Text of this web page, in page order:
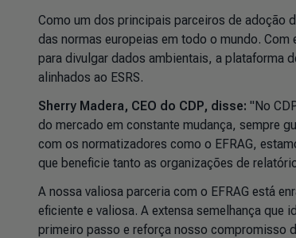
Como um dos principais parceiros de adoção
das normas europeias em todo o mundo.
para divulgar dados ambientais, a plataforma
alinhados ao ESRS.
Sherry Madera, CEO do CDP, disse: "No
do mercado em constante mudança, sempre
com os normatizadores como o EFRAG,
que beneficie tanto as organizações de
A nossa valiosa parceria com o EFRAG está
eficiente e valiosa. A extensa semelhança que
primeiro passo e reforça nosso compromisso